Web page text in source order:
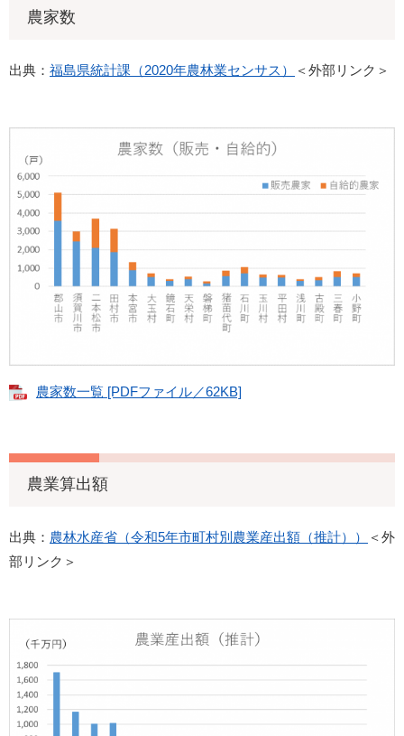
農家数
出典： 福島県統計課（2020年農林業センサス） ＜外部リンク＞
農家数一覧 [PDFファイル／62KB]
農業算出額
出典： 農林水産省（令和5年市町村別農業産出額（推計））
＜外
部リンク＞